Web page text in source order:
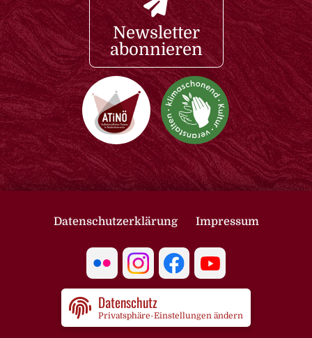
Newsletter
abonnieren
Datenschutzerklärung Impressum
Datenschutz
Privatsphäre-Einstellungen ändern